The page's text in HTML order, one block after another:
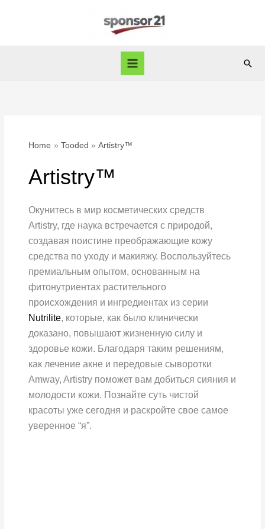
Home Tooded Artistry™
Artistry™
Окунитесь в мир косметических средств
Artistry, где наука встречается с природой,
создавая поистине преображающие кожу
средства по уходу и макияжу. Воспользуйтесь
премиальным опытом, основанным на
фитонутриентах растительного
происхождения и ингредиентах из серии
Nutrilite, которые, как было клинически
доказано, повышают жизненную силу и
здоровье кожи. Благодаря таким решениям,
как лечение акне и передовые сыворотки
Amway, Artistry поможет вам добиться сияния и
молодости кожи. Познайте суть чистой
красоты уже сегодня и раскройте свое самое
уверенное “я”.